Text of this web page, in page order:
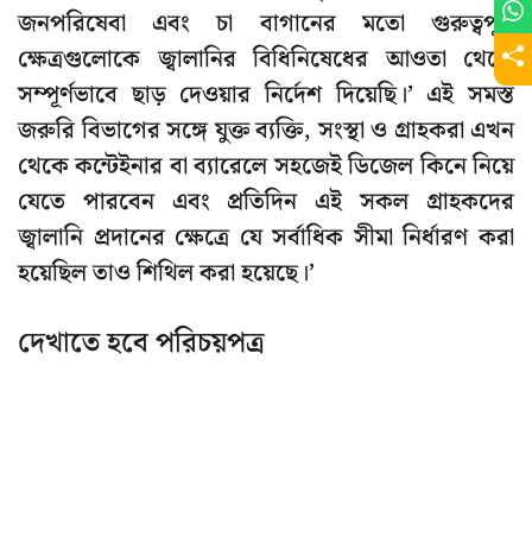
জনপরিষেবা এবং চা বাগানের মতো গুরুত্বপূর্ণ
ক্ষেত্রগুলোকে জ্বালানির বিধিনিষেধের আওতা থেকে
সম্পূর্ণভাবে ছাড় দেওয়ার নির্দেশ দিয়েছি।’ এই সমস্ত
জরুরি বিভাগের সঙ্গে যুক্ত ব্যক্তি, সংস্থা ও গ্রাহকরা এখন
থেকে কন্টেইনার বা ব্যারেলে সহজেই ডিজেল কিনে নিয়ে
যেতে পারবেন এবং প্রতিদিন এই সকল গ্রাহকদের
জ্বালানি প্রদানের ক্ষেত্রে যে সর্বাধিক সীমা নির্ধারণ করা
হয়েছিল তাও শিথিল করা হয়েছে।’
দেখাতে হবে পরিচয়পত্র